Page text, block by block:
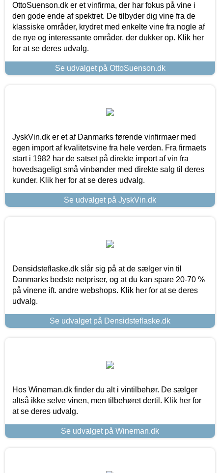
OttoSuenson.dk er et vinfirma, der har fokus på vine i
den gode ende af spektret. De tilbyder dig vine fra de
klassiske områder, krydret med enkelte vine fra nogle af
de nye og interessante områder, der dukker op. Klik her
for at se deres udvalg.
Se udvalget på OttoSuenson.dk
JyskVin.dk er et af Danmarks førende vinfirmaer med
egen import af kvalitetsvine fra hele verden. Fra firmaets
start i 1982 har de satset på direkte import af vin fra
hovedsageligt små vinbønder med direkte salg til deres
kunder. Klik her for at se deres udvalg.
Se udvalget på JyskVin.dk
Densidsteflaske.dk slår sig på at de sælger vin til
Danmarks bedste netpriser, og at du kan spare 20-70 %
på vinene ift. andre webshops. Klik her for at se deres
udvalg.
Se udvalget på Densidsteflaske.dk
Hos Wineman.dk finder du alt i vintilbehør. De sælger
altså ikke selve vinen, men tilbehøret dertil. Klik her for
at se deres udvalg.
Se udvalget på Wineman.dk